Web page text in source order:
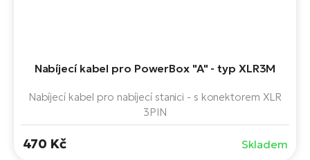
Nabíjecí kabel pro PowerBox "A" - typ XLR3M
Nabíjecí kabel pro nabíjecí stanici - s konektorem XLR
3PIN
470 Kč Skladem